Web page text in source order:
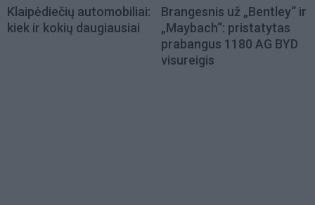
Klaipėdiečių automobiliai:
kiek ir kokių daugiausiai
Brangesnis už „Bentley“ ir
„Maybach“: pristatytas
prabangus 1180 AG BYD
visureigis